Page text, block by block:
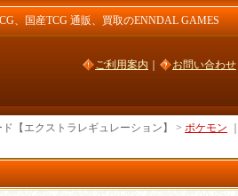
、国産TCG 通販、買取のENNDAL GAMES
ご利用案内 お問い合わせ
ド【エクストラレギュレーション】 > ポケモン